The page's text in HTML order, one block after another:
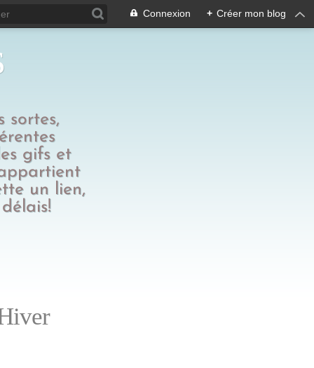
Connexion + Créer mon blog
sortes,
gifs et
un lien,